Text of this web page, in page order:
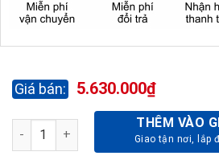
5.630.000₫
TỦ SẮT AN TOÀN TU09K4B số lượng
THÊM VÀO